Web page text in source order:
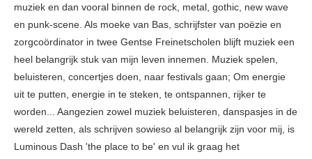
muziek en dan vooral binnen de rock, metal, gothic, new wave
en punk-scene. Als moeke van Bas, schrijfster van poëzie en
zorgcoördinator in twee Gentse Freinetscholen blijft muziek een
heel belangrijk stuk van mijn leven innemen. Muziek spelen,
beluisteren, concertjes doen, naar festivals gaan; Om energie
uit te putten, energie in te steken, te ontspannen, rijker te
worden... Aangezien zowel muziek beluisteren, danspasjes in de
wereld zetten, als schrijven sowieso al belangrijk zijn voor mij, is
Luminous Dash 'the place to be' en vul ik graag het